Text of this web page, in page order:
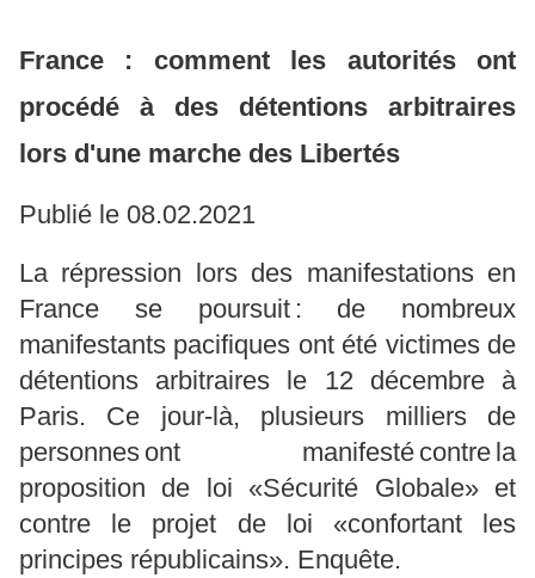
France : comment les autorités ont
procédé à des détentions arbitraires
lors d'une marche des Libertés
Publié le 08.02.2021
La répression lors des manifestations en
France se poursuit : de nombreux
manifestants pacifiques ont été victimes de
détentions arbitraires le 12 décembre à
Paris. Ce jour-là, plusieurs milliers de
personnes ont manifesté contre la
proposition de loi «Sécurité Globale» et
contre le projet de loi «confortant les
principes républicains». Enquête.